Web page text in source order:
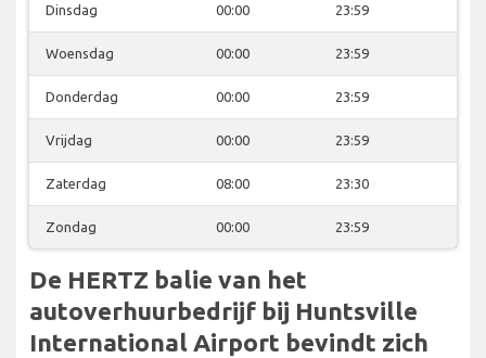
Dinsdag 00:00 23:59
Woensdag 00:00 23:59
Donderdag 00:00 23:59
Vrijdag 00:00 23:59
Zaterdag 08:00 23:30
Zondag 00:00 23:59
De HERTZ balie van het
autoverhuurbedrijf bij Huntsville
International Airport bevindt zich